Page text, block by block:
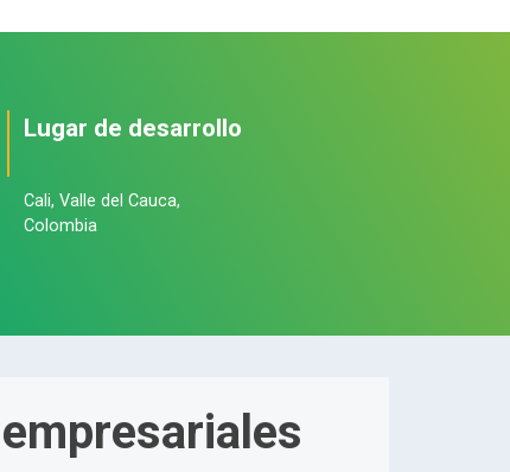
Lugar de desarrollo
Cali, Valle del Cauca,
Colombia